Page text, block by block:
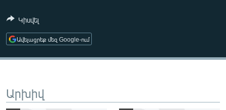
ՄՇԱԿՈՒՅԹ
ՍՊՈՐՏ
ՄԵԿՆԱԲԱՆՈՒԹՅՈՒՆ
ԿՈՐՈՆԱՎԻՐՈՒՍ
Կիսվել
Ավելացրեք մեզ Google-ում
Արխիվ